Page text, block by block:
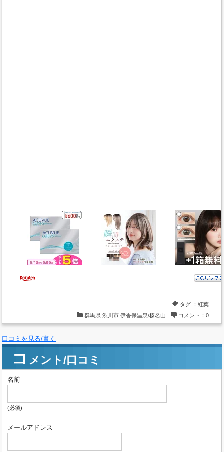
タグ ： 紅葉
群馬県 渋川市 伊香保温泉/榛名山 コメント：0
口コミを見る/書く
コメント/口コミ
名前
(必須)
メールアドレス